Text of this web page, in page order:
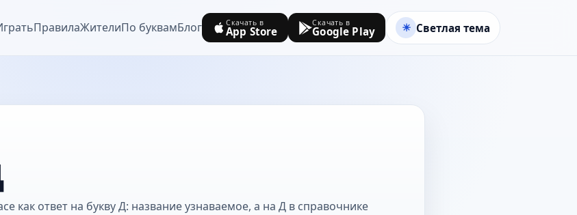
ПравилаЖителиПо буквамБлог Скачать в
App Store
Скачать в
Google Play Светлая тема
как ответ на букву Д: название узнаваемое, а на Д в справочнике